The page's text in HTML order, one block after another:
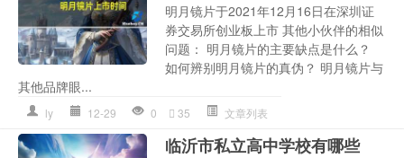
明月镜片于2021年12月16日在深圳证
券交易所创业板上市 其他小伙伴的相似
问题： 明月镜片的主要缺点是什么？
如何辨别明月镜片的真伪？ 明月镜片与
其他品牌眼...
ly 12-29 0 35 文章列表
临沂市私立高中学校有哪些